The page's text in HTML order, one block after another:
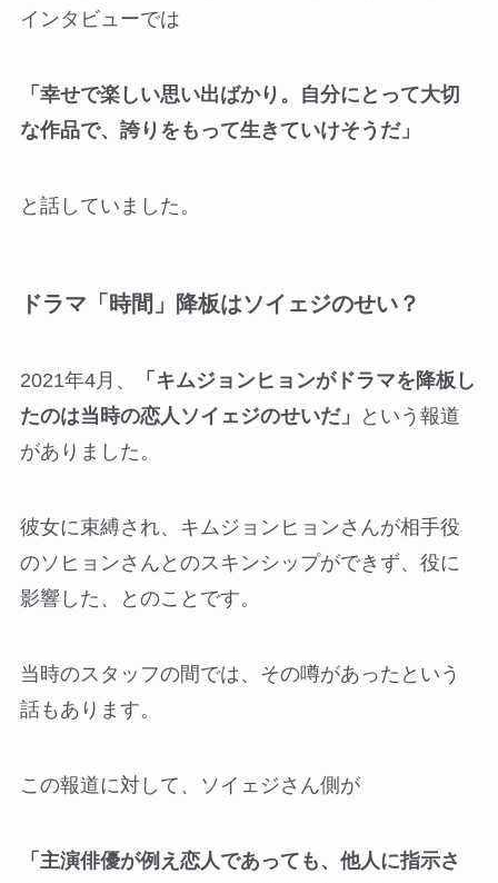
インタビューでは
「幸せで楽しい思い出ばかり。自分にとって大切
な作品で、誇りをもって生きていけそうだ」
と話していました。
ドラマ「時間」降板はソイェジのせい？
2021年4月、
「キムジョンヒョンがドラマを降板し
たのは当時の恋人ソイェジのせいだ」
という報道
がありました。
彼女に束縛され、キムジョンヒョンさんが相手役
のソヒョンさんとのスキンシップができず、役に
影響した、とのことです。
当時のスタッフの間では、その噂があったという
話もあります。
この報道に対して、ソイェジさん側が
「主演俳優が例え恋人であっても、他人に指示さ